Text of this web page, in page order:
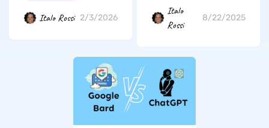
Italo Rossi 2/3/2026
Efficaci
Italo
Rossi
8/22/2025